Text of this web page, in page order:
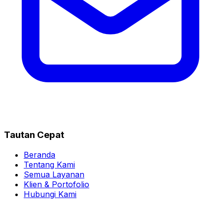
Tautan Cepat
Beranda
Tentang Kami
Semua Layanan
Klien & Portofolio
Hubungi Kami